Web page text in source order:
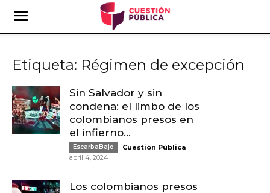
Etiqueta: Régimen de excepción
Sin Salvador y sin
condena: el limbo de los
colombianos presos en
el infierno...
EscarbaBajo Cuestión Pública -
abril 4, 2024
Los colombianos presos